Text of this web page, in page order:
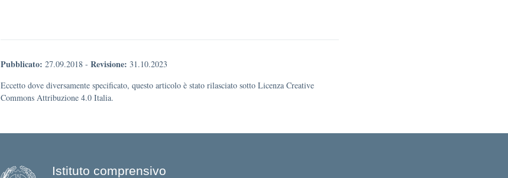
Pubblicato: 27.09.2018 - Revisione: 31.10.2023
Eccetto dove diversamente specificato, questo articolo è stato rilasciato sotto Licenza Creative
Commons Attribuzione 4.0 Italia.
Istituto comprensivo